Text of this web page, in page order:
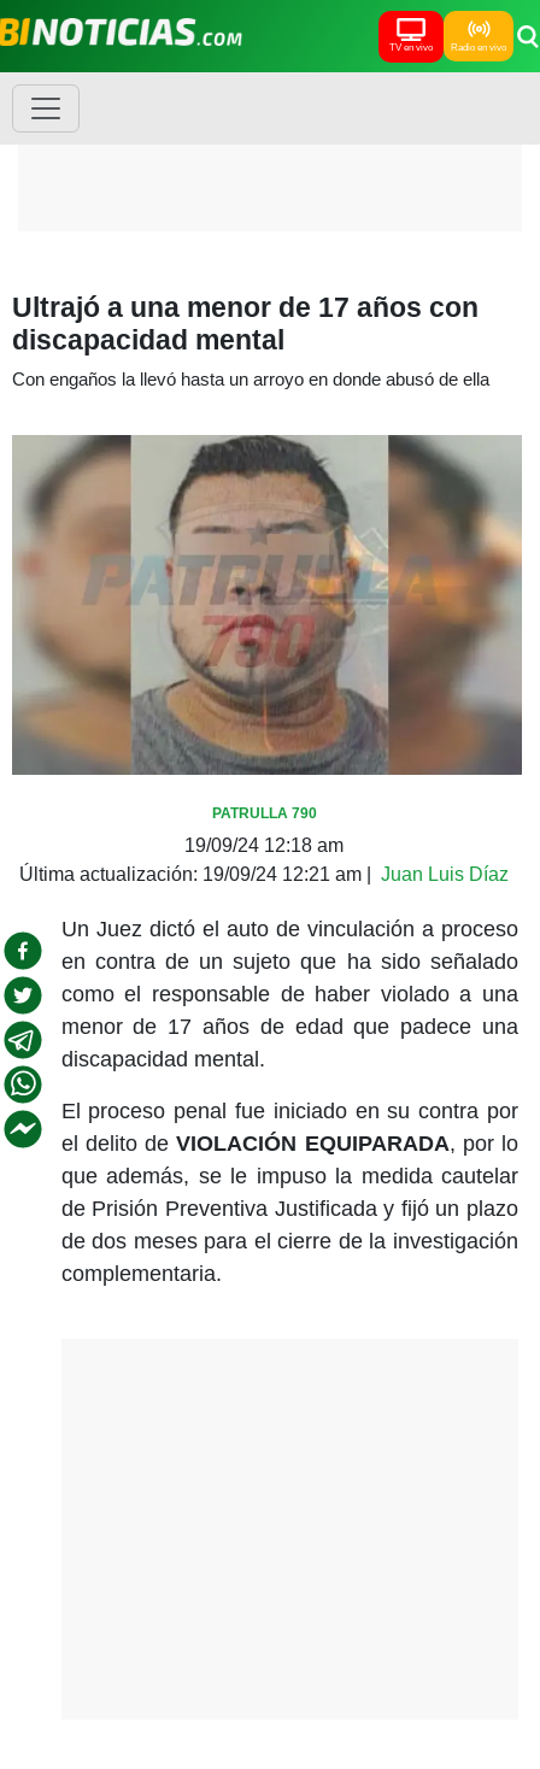
TV en vivo Radio en vivo
Ultrajó a una menor de 17 años con
discapacidad mental
Con engaños la llevó hasta un arroyo en donde abusó de ella
PATRULLA 790
19/09/24 12:18 am
Última actualización: 19/09/24 12:21 am Juan Luis Díaz
Un Juez dictó el auto de vinculación a proceso
en contra de un sujeto que ha sido señalado
como el responsable de haber violado a una
menor de 17 años de edad que padece una
discapacidad mental.
El proceso penal fue iniciado en su contra por
el delito deVIOLACIÓN EQUIPARADA, por lo
que además, se le impuso la medida cautelar
de Prisión Preventiva Justificada y fijó un plazo
de dos meses para el cierre de la investigación
complementaria.